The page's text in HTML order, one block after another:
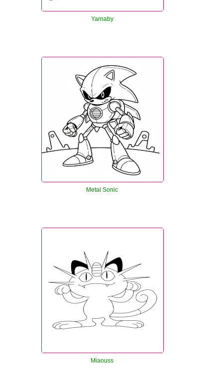
Yarnaby
Metal Sonic
Miaouss